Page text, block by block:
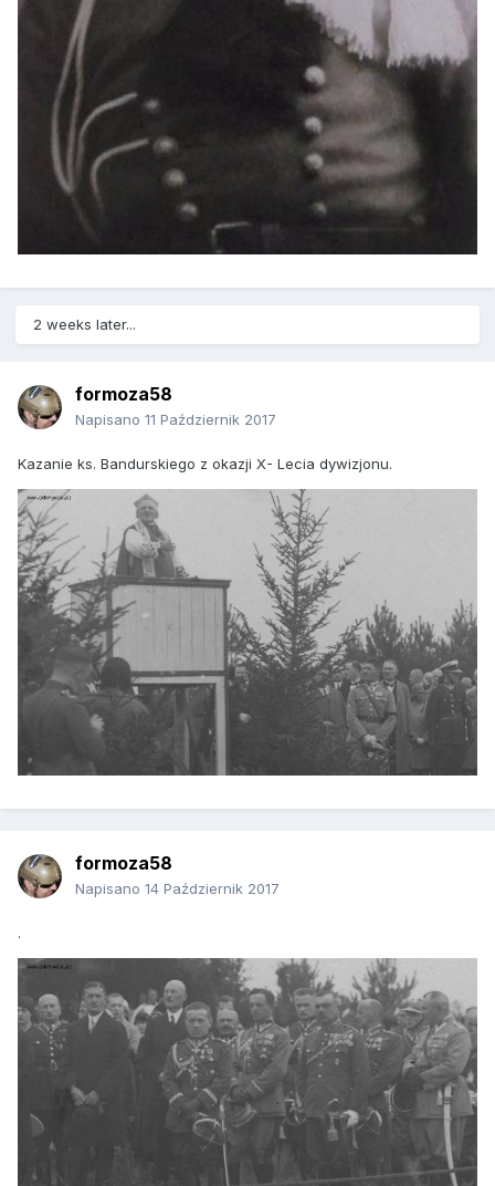
2 weeks later...
formoza58
Napisano 11 Październik 2017
Kazanie ks. Bandurskiego z okazji X- Lecia dywizjonu.
formoza58
Napisano 14 Październik 2017
.